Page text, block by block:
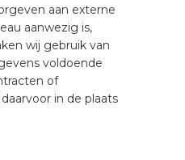
aan externe
aanwezig is,
wij gebruik van
voldoende
of
in de plaats